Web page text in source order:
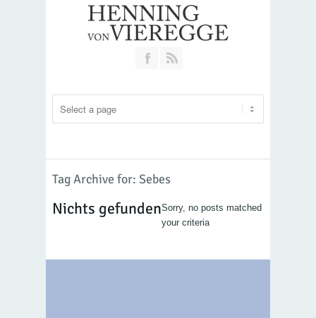
Join our Facebook Group
Tag Archive for: Sebes
Nichts gefundenSorry, no posts matched
your criteria